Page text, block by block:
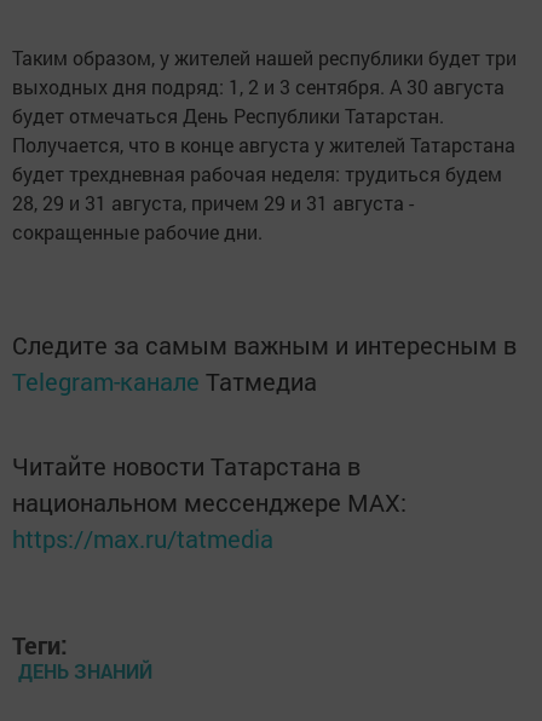
Таким образом, у жителей нашей республики будет три
выходных дня подряд: 1, 2 и 3 сентября. А 30 августа
будет отмечаться День Республики Татарстан.
Получается, что в конце августа у жителей Татарстана
будет трехдневная рабочая неделя: трудиться будем
28, 29 и 31 августа, причем 29 и 31 августа -
сокращенные рабочие дни.
Следите за самым важным и интересным в
Telegram-канале Татмедиа
Читайте новости Татарстана в
национальном мессенджере MАХ:
https://max.ru/tatmedia
Теги:
ДЕНЬ ЗНАНИЙ